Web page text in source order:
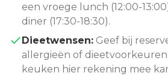
een vroege lunch (12:00-
diner (17:30-18:30).
Dieetwensen: Geef bij
allergieën of
keuken hier rekening mee